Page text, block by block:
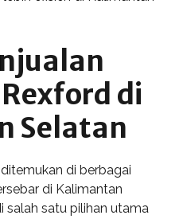
di
Selatan
di berbagai
di Kalimantan
salah satu pilihan utama